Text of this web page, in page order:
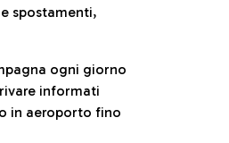
spostamenti,
ogni giorno
informati
in aeroporto fino